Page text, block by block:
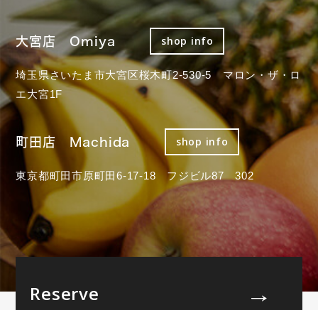
大宮店 Omiya shop info
埼玉県さいたま市大宮区桜木町2-530-5 マロン・ザ・ロ
エ大宮1F
町田店 Machida shop info
東京都町田市原町田6-17-18 フジビル87 302
Reserve